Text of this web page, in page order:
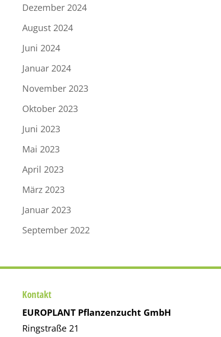
Dezember 2024
August 2024
Juni 2024
Januar 2024
November 2023
Oktober 2023
Juni 2023
Mai 2023
April 2023
März 2023
Januar 2023
September 2022
Kontakt
EUROPLANT Pflanzenzucht GmbH
Ringstraße 21